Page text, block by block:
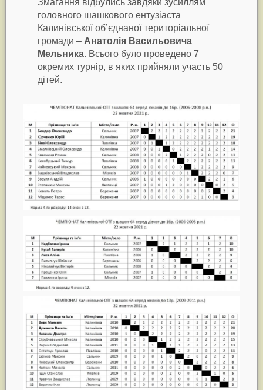
головного шашкового ентузіаста
Калинівської об’єднаної територіальної
громади – Анатолія Васильовича
Мельника. Всього було проведено 7
окремих турнір, в яких прийняли участь 50
дітей.